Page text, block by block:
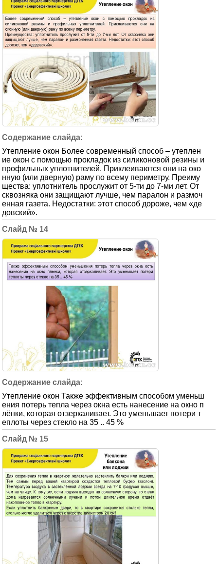
Утепление окон Более современный способ – утеплен
ие окон с помощью прокладок из силиконовой резины и
профильных уплотнителей. Приклеиваются они на око
нную (или дверную) раму по всему периметру. Преиму
щества: уплотнитель прослужит от 5-ти до 7-ми лет. От
сквозняка они защищают лучше, чем паралон и размоч
енная газета. Недостатки: этот способ дороже, чем «де
довский».
14
Утепление окон Также эффективным способом уменьш
ения потерь тепла через окна есть нанесение на окно п
лёнки, которая отзеркаливает. Это уменьшает потери т
еплоты через стекло на 35 .. 45 %
15